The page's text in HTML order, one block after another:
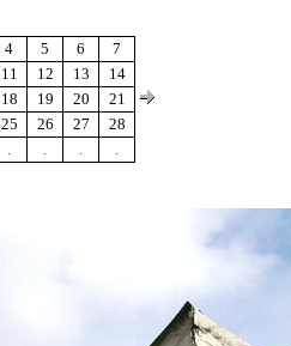
4 5 6
7
11 12 13
14
18 19 20
21
25 26 27
28
. . . .